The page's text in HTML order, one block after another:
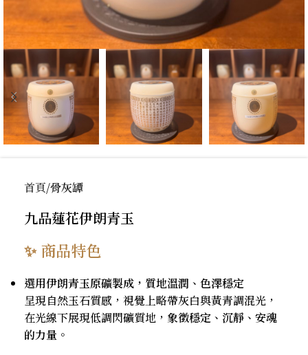
首頁 骨灰罈
九品蓮花伊朗青玉
✨ 商品特色
選用伊朗青玉原礦製成，質地溫潤、色澤穩定
呈現自然玉石質感，視覺上略帶灰白與黃青調混光，
在光線下展現低調閃礦質地， 象徵穩定、沉靜、安魂
的力量 。